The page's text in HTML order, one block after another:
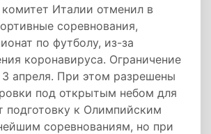
Италии отменил в
соревнования,
по футболу, из-за
коронавируса. Ограничение
апреля. При этом разрешены
под открытым небом для
подготовку к Олимпийским
соревнованиям, но при